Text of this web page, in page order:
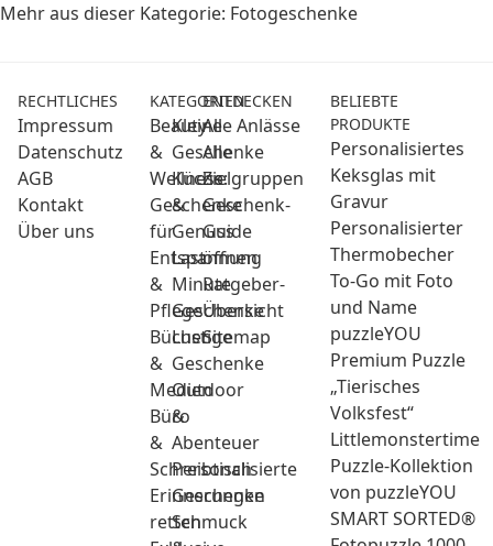
Mehr aus dieser Kategorie: Fotogeschenke
RECHTLICHES
Impressum
Datenschutz
AGB
Kontakt
Über uns
KATEGORIEN
Beauty
&
Wellness:
Geschenke
für
Entspannung
&
Pflege
Bücher
&
Medien
Büro
&
Schreibtisch
Erinnerungen
retten
Kleine
Geschenke
Küche
&
Genuss
Last
Minute
Geschenke
Lustige
Geschenke
Outdoor
&
Abenteuer
Personalisierte
Geschenke
Schmuck
ENTDECKEN
Alle Anlässe
Alle
Zielgruppen
Geschenk-
Guide
öffnen
Ratgeber-
Übersicht
Sitemap
BELIEBTE
PRODUKTE
Personalisiertes
Keksglas mit
Gravur
Personalisierter
Thermobecher
To-Go mit Foto
und Name
puzzleYOU
Premium Puzzle
„Tierisches
Volksfest“
Littlemonstertime
Puzzle-Kollektion
von puzzleYOU
SMART SORTED®